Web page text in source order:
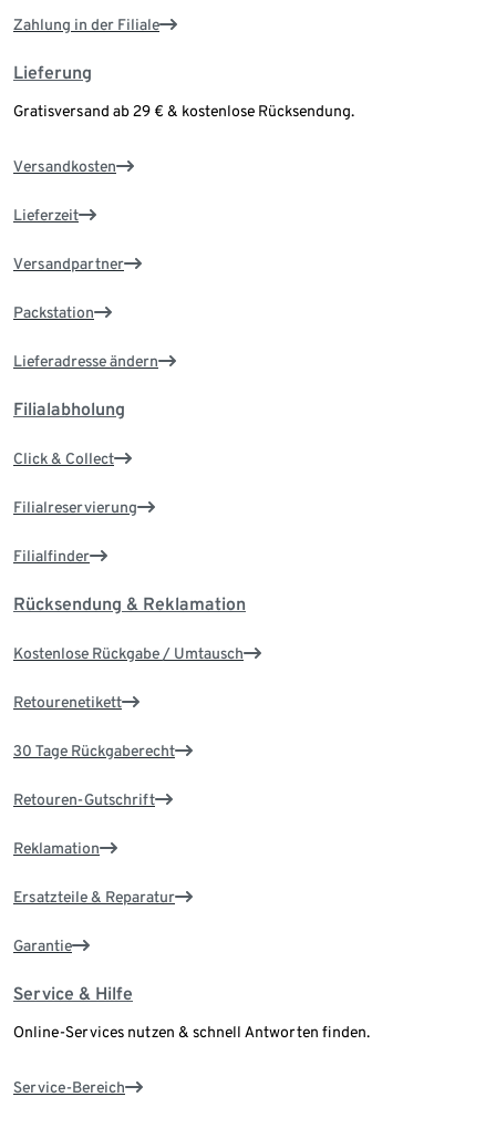
Zahlung in der Filiale
Lieferung
Gratisversand ab 29 € & kostenlose Rücksendung.
Versandkosten
Lieferzeit
Versandpartner
Packstation
Lieferadresse ändern
Filialabholung
Click & Collect
Filialreservierung
Filialfinder
Rücksendung & Reklamation
Kostenlose Rückgabe / Umtausch
Retourenetikett
30 Tage Rückgaberecht
Retouren-Gutschrift
Reklamation
Ersatzteile & Reparatur
Garantie
Service & Hilfe
Online-Services nutzen & schnell Antworten finden.
Service-Bereich